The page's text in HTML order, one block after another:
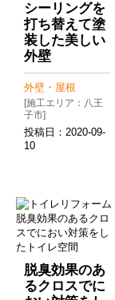
シーリングを
打ち替えて塗
装した美しい
外壁
外壁・屋根
[施工エリア：八王
子市]
投稿日： 2020-09-
10
脱臭効果のあ
るクロスでに